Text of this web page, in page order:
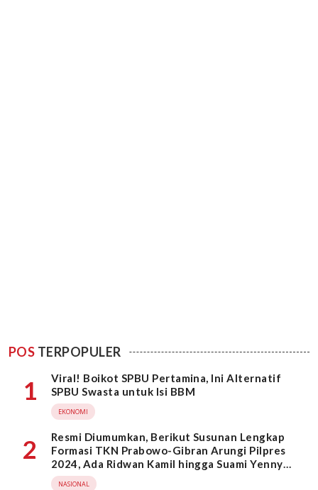
POS TERPOPULER
1
Viral! Boikot SPBU Pertamina, Ini Alternatif
SPBU Swasta untuk Isi BBM
EKONOMI
2
Resmi Diumumkan, Berikut Susunan Lengkap
Formasi TKN Prabowo-Gibran Arungi Pilpres
2024, Ada Ridwan Kamil hingga Suami Yenny
Wahid
NASIONAL